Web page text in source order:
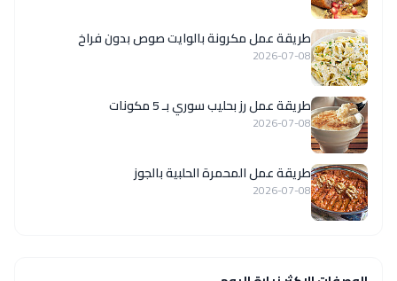
طريقة عمل مكرونة بالوايت صوص بدون فراخ
2026-07-08
طريقة عمل رز بحليب سوري بـ 5 مكونات
2026-07-08
طريقة عمل المحمرة الحلبية بالجوز
2026-07-08